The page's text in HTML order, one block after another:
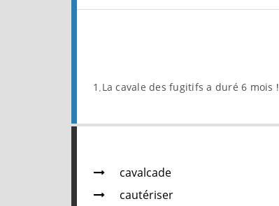
1.La cavale des fugitifs a duré 6 mois !
cavalcade
cautériser